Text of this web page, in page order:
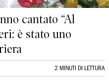
cantato “Al
è stato uno
2 MINUTI DI LETTURA